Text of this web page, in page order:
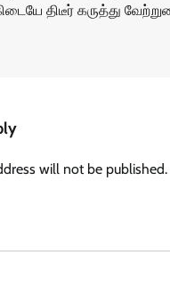
திடீர் கருத்து
will not be published.